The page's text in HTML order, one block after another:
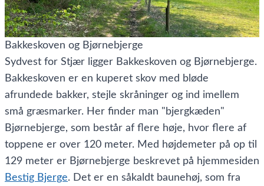
Bakkeskoven og Bjørnebjerge
Sydvest for Stjær ligger Bakkeskoven og Bjørnebjerge.
Bakkeskoven er en kuperet skov med bløde
afrundede bakker, stejle skråninger og ind imellem
små græsmarker. Her finder man "bjergkæden"
Bjørnebjerge, som består af flere høje, hvor flere af
toppene er over 120 meter. Med højdemeter på op til
129 meter er Bjørnebjerge beskrevet på hjemmesiden
Bestig Bjerge. Det er en såkaldt baunehøj, som fra